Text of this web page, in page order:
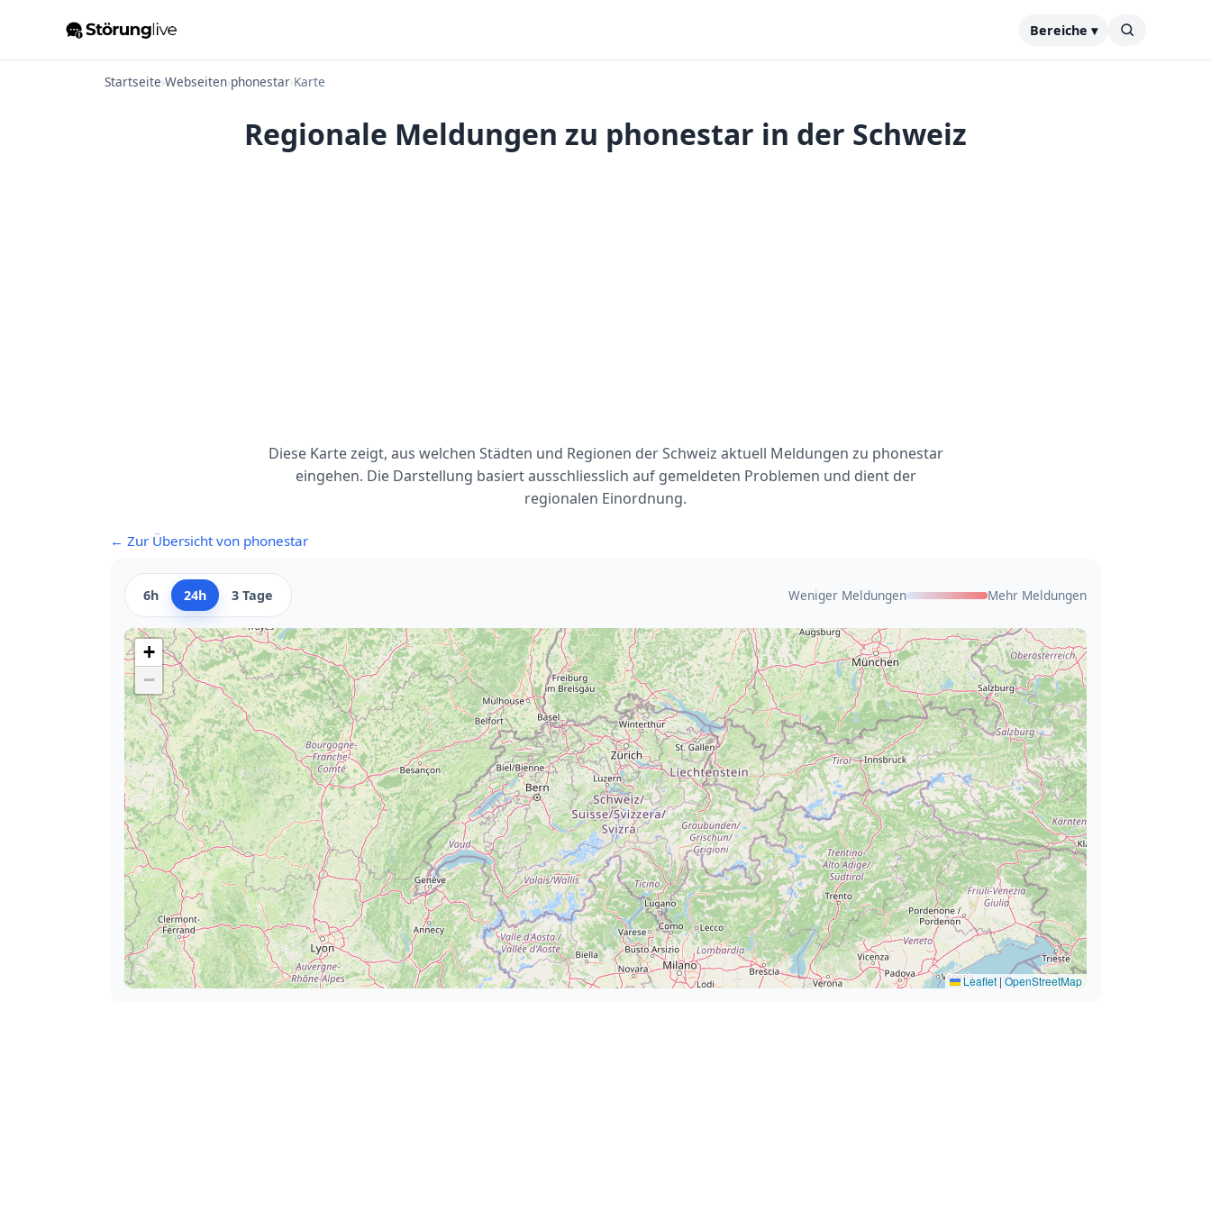
Bereiche ▾
Startseite›Webseiten›phonestar›Karte
Regionale Meldungen zu phonestar in der Schweiz
Diese Karte zeigt, aus welchen Städten und Regionen der Schweiz aktuell Meldungen zu phonestar
eingehen. Die Darstellung basiert ausschliesslich auf gemeldeten Problemen und dient der
regionalen Einordnung.
← Zur Übersicht von phonestar
6h 24h 3 Tage Weniger Meldungen Mehr Meldungen
+
−
Leaflet | OpenStreetMap